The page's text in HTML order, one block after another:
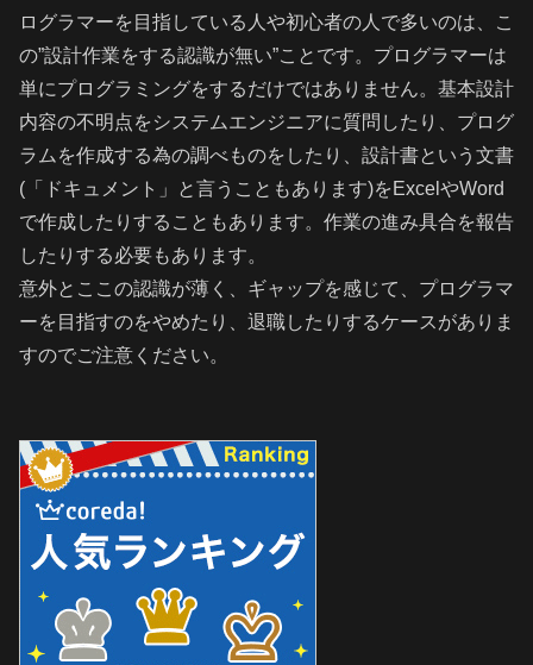
ログラマーを目指している人や初心者の人で多いのは、こ
の”設計作業をする認識が無い”ことです。プログラマーは
単にプログラミングをするだけではありません。基本設計
内容の不明点をシステムエンジニアに質問したり、プログ
ラムを作成する為の調べものをしたり、設計書という文書
(「ドキュメント」と言うこともあります)をExcelやWord
で作成したりすることもあります。作業の進み具合を報告
したりする必要もあります。
意外とここの認識が薄く、ギャップを感じて、プログラマ
ーを目指すのをやめたり、退職したりするケースがありま
すのでご注意ください。